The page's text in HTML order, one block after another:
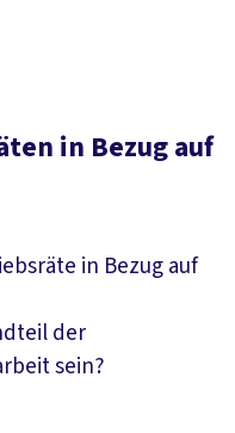
in Bezug auf
in Bezug auf
der
sein?